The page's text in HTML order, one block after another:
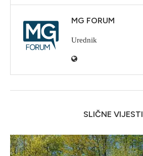
MG FORUM
Urednik
SLIČNE VIJESTI